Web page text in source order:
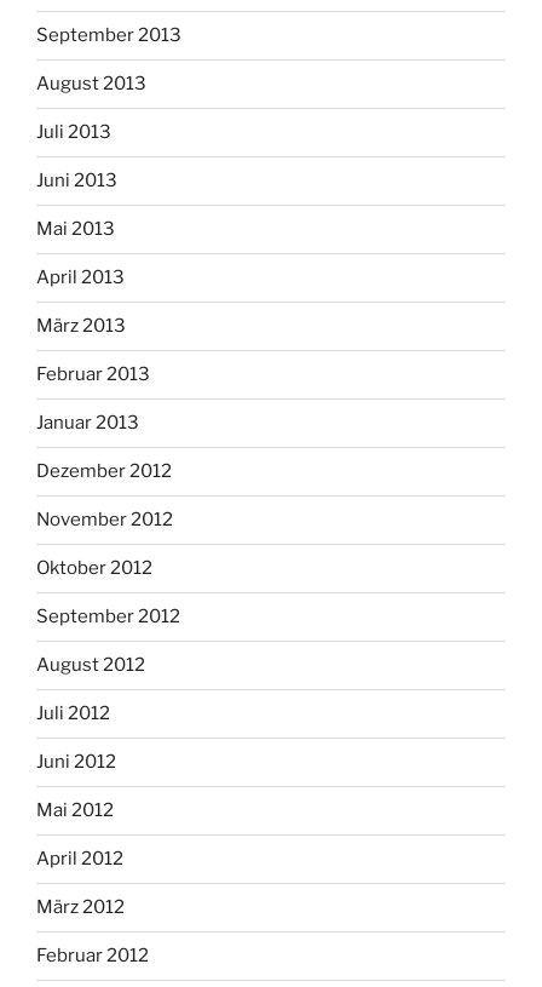
September 2013
August 2013
Juli 2013
Juni 2013
Mai 2013
April 2013
März 2013
Februar 2013
Januar 2013
Dezember 2012
November 2012
Oktober 2012
September 2012
August 2012
Juli 2012
Juni 2012
Mai 2012
April 2012
März 2012
Februar 2012